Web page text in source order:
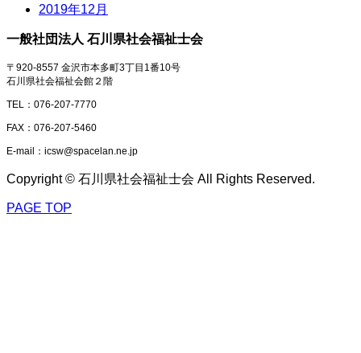
2019年12月
一般社団法人 石川県社会福祉士会
〒920-8557 金沢市本多町3丁目1番10号
石川県社会福祉会館２階
TEL：076-207-7770
FAX：076-207-5460
E-mail：icsw@spacelan.ne.jp
Copyright © 石川県社会福祉士会 All Rights Reserved.
PAGE TOP